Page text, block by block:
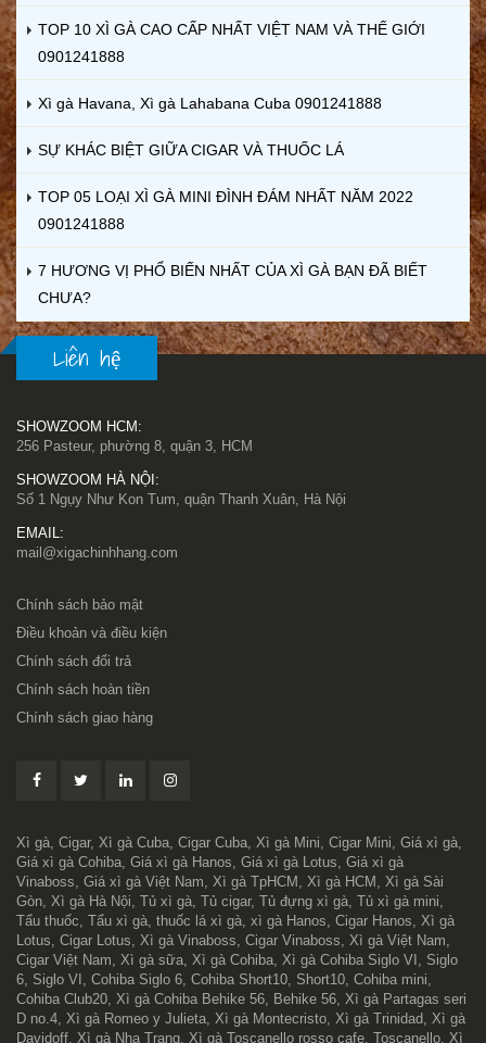
TOP 10 XÌ GÀ CAO CẤP NHẤT VIỆT NAM VÀ THẾ GIỚI
0901241888
Xì gà Havana, Xì gà Lahabana Cuba 0901241888
SỰ KHÁC BIỆT GIỮA CIGAR VÀ THUỐC LÁ
TOP 05 LOẠI XÌ GÀ MINI ĐÌNH ĐÁM NHẤT NĂM 2022
0901241888
7 HƯƠNG VỊ PHỔ BIẾN NHẤT CỦA XÌ GÀ BẠN ĐÃ BIẾT
CHƯA?
Liên hệ
SHOWZOOM HCM:
256 Pasteur, phường 8, quận 3, HCM
SHOWZOOM HÀ NỘI:
Số 1 Ngụy Như Kon Tum, quận Thanh Xuân, Hà Nội
EMAIL:
mail@xigachinhhang.com
Chính sách bảo mật
Điều khoản và điều kiện
Chính sách đổi trả
Chính sách hoàn tiền
Chính sách giao hàng
Xì gà, Cigar, Xì gà Cuba, Cigar Cuba, Xì gà Mini, Cigar Mini, Giá xì gà,
Giá xì gà Cohiba, Giá xì gà Hanos, Giá xì gà Lotus, Giá xì gà
Vinaboss, Giá xì gà Việt Nam, Xì gà TpHCM, Xì gà HCM, Xì gà Sài
Gòn, Xì gà Hà Nội, Tủ xì gà, Tủ cigar, Tủ đựng xì gà, Tủ xì gà mini,
Tẩu thuốc, Tẩu xì gà, thuốc lá xì gà, xì gà Hanos, Cigar Hanos, Xì gà
Lotus, Cigar Lotus, Xì gà Vinaboss, Cigar Vinaboss, Xì gà Việt Nam,
Cigar Việt Nam, Xì gà sữa, Xì gà Cohiba, Xì gà Cohiba Siglo VI, Siglo
6, Siglo VI, Cohiba Siglo 6, Cohiba Short10, Short10, Cohiba mini,
Cohiba Club20, Xì gà Cohiba Behike 56, Behike 56, Xì gà Partagas seri
D no.4, Xì gà Romeo y Julieta, Xì gà Montecristo, Xì gà Trinidad, Xì gà
Davidoff, Xì gà Nha Trang, Xì gà Toscanello rosso cafe, Toscanello, Xì